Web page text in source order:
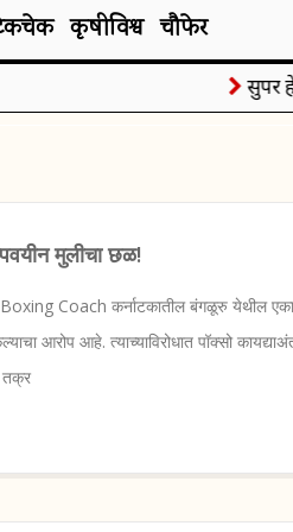
कृषीविश्व चौफेर
सुपर
मुलीचा छळ!
Coach कर्नाटकातील बंगळूरु येथील एका
आरोप आहे. त्याच्याविरोधात पॉक्सो
तक्र